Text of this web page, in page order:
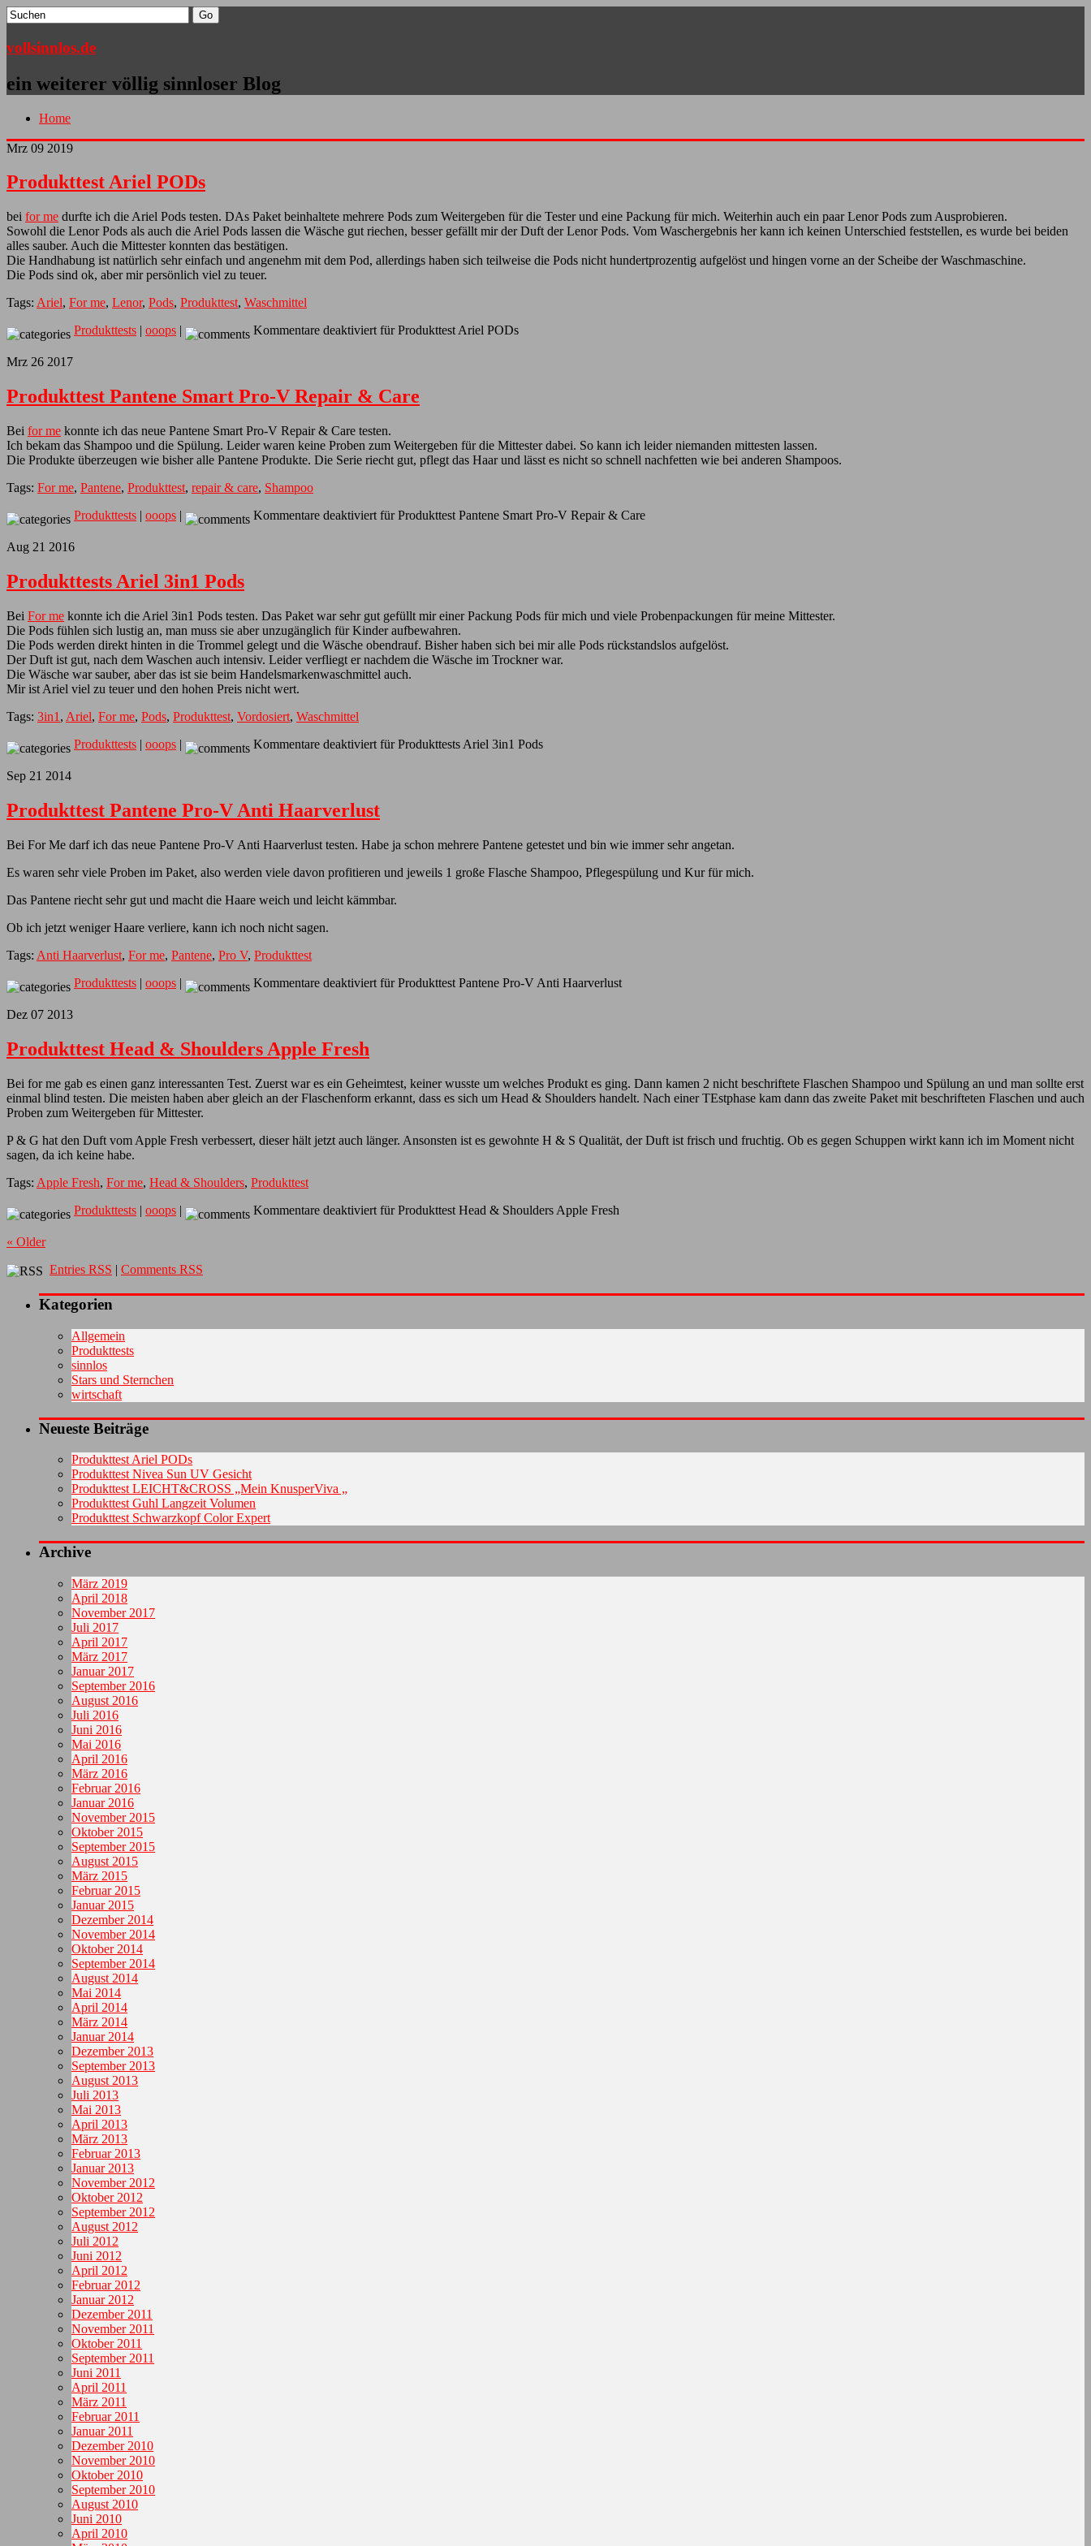
vollsinnlos.de
ein weiterer völlig sinnloser Blog
Home
Mrz 09 2019
Produkttest Ariel PODs
bei for me durfte ich die Ariel Pods testen. DAs Paket beinhaltete mehrere Pods zum Weitergeben für die Tester und eine Packung für mich. Weiterhin auch ein paar Lenor Pods zum Ausprobieren.
Sowohl die Lenor Pods als auch die Ariel Pods lassen die Wäsche gut riechen, besser gefällt mir der Duft der Lenor Pods. Vom Waschergebnis her kann ich keinen Unterschied feststellen, es wurde bei beiden
alles sauber. Auch die Mittester konnten das bestätigen.
Die Handhabung ist natürlich sehr einfach und angenehm mit dem Pod, allerdings haben sich teilweise die Pods nicht hundertprozentig aufgelöst und hingen vorne an der Scheibe der Waschmaschine.
Die Pods sind ok, aber mir persönlich viel zu teuer.
Tags: Ariel, For me, Lenor, Pods, Produkttest, Waschmittel
Produkttests | ooops | Kommentare deaktiviert für Produkttest Ariel PODs
Mrz 26 2017
Produkttest Pantene Smart Pro-V Repair & Care
Bei for me konnte ich das neue Pantene Smart Pro-V Repair & Care testen.
Ich bekam das Shampoo und die Spülung. Leider waren keine Proben zum Weitergeben für die Mittester dabei. So kann ich leider niemanden mittesten lassen.
Die Produkte überzeugen wie bisher alle Pantene Produkte. Die Serie riecht gut, pflegt das Haar und lässt es nicht so schnell nachfetten wie bei anderen Shampoos.
Tags: For me, Pantene, Produkttest, repair & care, Shampoo
Produkttests | ooops | Kommentare deaktiviert für Produkttest Pantene Smart Pro-V Repair & Care
Aug 21 2016
Produkttests Ariel 3in1 Pods
Bei For me konnte ich die Ariel 3in1 Pods testen. Das Paket war sehr gut gefüllt mir einer Packung Pods für mich und viele Probenpackungen für meine Mittester.
Die Pods fühlen sich lustig an, man muss sie aber unzugänglich für Kinder aufbewahren.
Die Pods werden direkt hinten in die Trommel gelegt und die Wäsche obendrauf. Bisher haben sich bei mir alle Pods rückstandslos aufgelöst.
Der Duft ist gut, nach dem Waschen auch intensiv. Leider verfliegt er nachdem die Wäsche im Trockner war.
Die Wäsche war sauber, aber das ist sie beim Handelsmarkenwaschmittel auch.
Mir ist Ariel viel zu teuer und den hohen Preis nicht wert.
Tags: 3in1 , Ariel, For me, Pods, Produkttest, Vordosiert, Waschmittel
Produkttests | ooops | Kommentare deaktiviert für Produkttests Ariel 3in1 Pods
Sep 21 2014
Produkttest Pantene Pro-V Anti Haarverlust
Bei For Me darf ich das neue Pantene Pro-V Anti Haarverlust testen. Habe ja schon mehrere Pantene getestet und bin wie immer sehr angetan.
Es waren sehr viele Proben im Paket, also werden viele davon profitieren und jeweils 1 große Flasche Shampoo, Pflegespülung und Kur für mich.
Das Pantene riecht sehr gut und macht die Haare weich und leicht kämmbar.
Ob ich jetzt weniger Haare verliere, kann ich noch nicht sagen.
Tags: Anti Haarverlust, For me, Pantene, Pro V, Produkttest
Produkttests | ooops | Kommentare deaktiviert für Produkttest Pantene Pro-V Anti Haarverlust
Dez 07 2013
Produkttest Head & Shoulders Apple Fresh
Bei for me gab es einen ganz interessanten Test. Zuerst war es ein Geheimtest, keiner wusste um welches Produkt es ging. Dann kamen 2 nicht beschriftete Flaschen Shampoo und Spülung an und man sollte erst
einmal blind testen. Die meisten haben aber gleich an der Flaschenform erkannt, dass es sich um Head & Shoulders handelt. Nach einer TEstphase kam dann das zweite Paket mit beschrifteten Flaschen und auch
Proben zum Weitergeben für Mittester.
P & G hat den Duft vom Apple Fresh verbessert, dieser hält jetzt auch länger. Ansonsten ist es gewohnte H & S Qualität, der Duft ist frisch und fruchtig. Ob es gegen Schuppen wirkt kann ich im Moment nicht
sagen, da ich keine habe.
Tags: Apple Fresh, For me, Head & Shoulders, Produkttest
Produkttests | ooops | Kommentare deaktiviert für Produkttest Head & Shoulders Apple Fresh
« Older
Entries RSS | Comments RSS
Kategorien
Allgemein
Produkttests
sinnlos
Stars und Sternchen
wirtschaft
Neueste Beiträge
Produkttest Ariel PODs
Produkttest Nivea Sun UV Gesicht
Produkttest LEICHT&CROSS „Mein KnusperViva „
Produkttest Guhl Langzeit Volumen
Produkttest Schwarzkopf Color Expert
Archive
März 2019
April 2018
November 2017
Juli 2017
April 2017
März 2017
Januar 2017
September 2016
August 2016
Juli 2016
Juni 2016
Mai 2016
April 2016
März 2016
Februar 2016
Januar 2016
November 2015
Oktober 2015
September 2015
August 2015
März 2015
Februar 2015
Januar 2015
Dezember 2014
November 2014
Oktober 2014
September 2014
August 2014
Mai 2014
April 2014
März 2014
Januar 2014
Dezember 2013
September 2013
August 2013
Juli 2013
Mai 2013
April 2013
März 2013
Februar 2013
Januar 2013
November 2012
Oktober 2012
September 2012
August 2012
Juli 2012
Juni 2012
April 2012
Februar 2012
Januar 2012
Dezember 2011
November 2011
Oktober 2011
September 2011
Juni 2011
April 2011
März 2011
Februar 2011
Januar 2011
Dezember 2010
November 2010
Oktober 2010
September 2010
August 2010
Juni 2010
April 2010